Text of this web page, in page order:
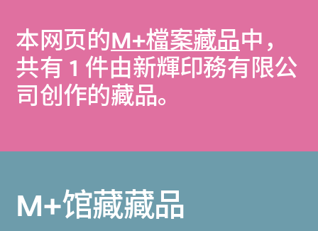
本网页的M+檔案藏品中，
共有 1 件由新輝印務有限公
司创作的藏品。
M+馆藏藏品